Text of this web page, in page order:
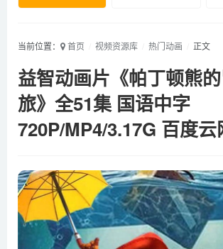
当前位置： 首页 视频资源库 热门动画 正文
益智动画片《帕丁顿熊
旅》全51集 国语中字
720P/MP4/3.17G 百度